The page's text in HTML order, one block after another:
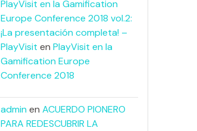
PlayVisit en la Gamification
Europe Conference 2018 vol.2:
¡La presentación completa! –
PlayVisit enPlayVisit en la
Gamification Europe
Conference 2018
admin enACUERDO PIONERO
PARA REDESCUBRIR LA